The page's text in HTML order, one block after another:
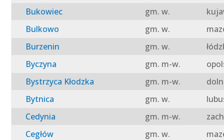
Bukowiec
gm. w.
Bulkowo
gm. w.
Burzenin
gm. w.
Byczyna
gm. m-w.
Bystrzyca Kłodzka
gm. m-w.
Bytnica
gm. w.
Cedynia
gm. m-w.
Cegłów
gm. w.